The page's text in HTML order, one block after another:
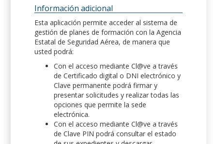
Información adicional
Esta aplicación permite acceder al sistema de
gestión de planes de formación con la Agencia
Estatal de Seguridad Aérea, de manera que
usted podrá:
Con el acceso mediante Cl@ve a través
de Certificado digital o DNI electrónico y
Clave permanente podrá firmar y
presentar solicitudes y realizar todas las
opciones que permite la sede
electrónica.
Con el acceso mediante Cl@ve a través
de Clave PIN podrá consultar el estado